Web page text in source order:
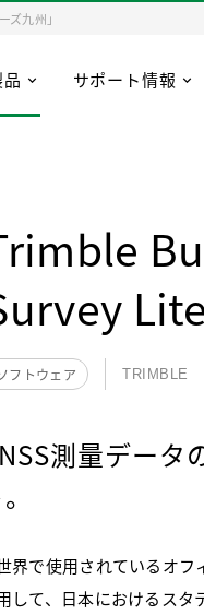
九州」
サポート情報
Lite
フトウェア TRIMBLE
測量データ
界で使用されているオ
して、日本におけるス